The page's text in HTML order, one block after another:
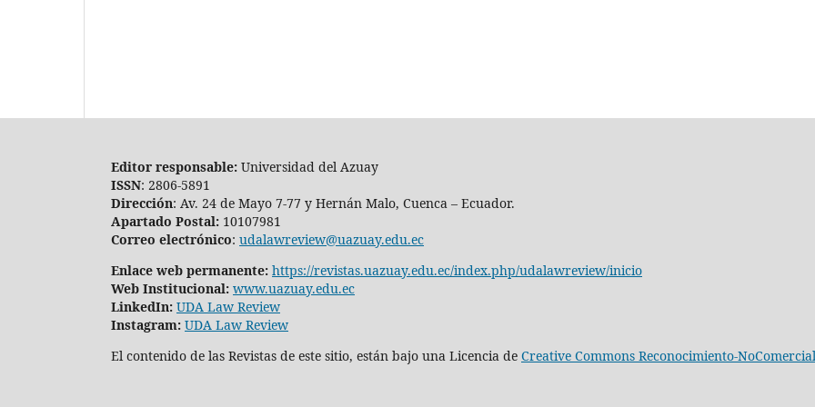
Editor responsable: Universidad del Azuay
ISSN: 2806-5891
Dirección: Av. 24 de Mayo 7-77 y Hernán Malo, Cuenca – Ecuador.
Apartado Postal: 10107981
Correo electrónico: udalawreview@uazuay.edu.ec
Enlace web permanente: https://revistas.uazuay.edu.ec/index.php/udalawreview/inicio
Web Institucional: www.uazuay.edu.ec
LinkedIn: UDA Law Review
Instagram: UDA Law Review
El contenido de las Revistas de este sitio, están bajo una Licencia de Creative Commons Reconocimiento-